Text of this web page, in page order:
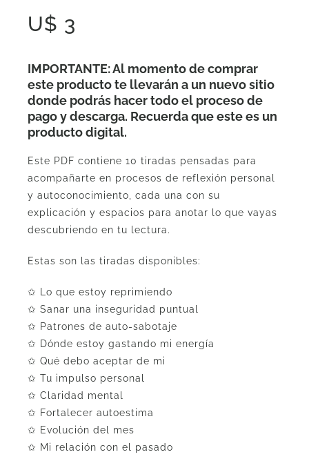
U$ 3
IMPORTANTE: Al momento de comprar
este producto te llevarán a un nuevo sitio
donde podrás hacer todo el proceso de
pago y descarga. Recuerda que este es un
producto digital.
Este PDF contiene 10 tiradas pensadas para
acompañarte en procesos de reflexión personal
y autoconocimiento, cada una con su
explicación y espacios para anotar lo que vayas
descubriendo en tu lectura.
Estas son las tiradas disponibles:
✩ Lo que estoy reprimiendo
✩ Sanar una inseguridad puntual
✩ Patrones de auto-sabotaje
✩ Dónde estoy gastando mi energía
✩ Qué debo aceptar de mi
✩ Tu impulso personal
✩ Claridad mental
✩ Fortalecer autoestima
✩ Evolución del mes
✩ Mi relación con el pasado